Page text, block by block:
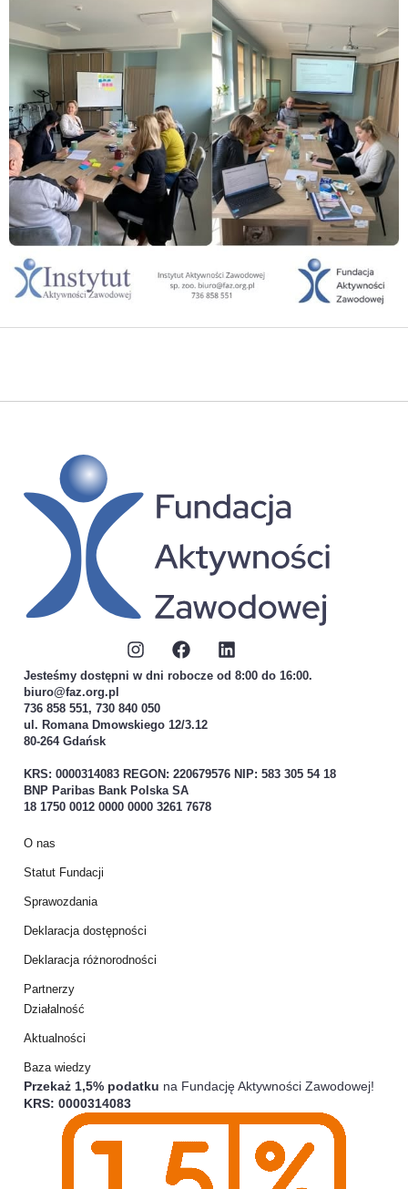
Jesteśmy dostępni w dni robocze od 8:00 do 16:00.
biuro@faz.org.pl
736 858 551, 730 840 050
ul. Romana Dmowskiego 12/3.12
80-264 Gdańsk
KRS: 0000314083 REGON: 220679576 NIP: 583 305 54 18
BNP Paribas Bank Polska SA
18 1750 0012 0000 0000 3261 7678
O nas
Statut Fundacji
Sprawozdania
Deklaracja dostępności
Deklaracja różnorodności
Partnerzy
Działalność
Aktualności
Baza wiedzy
Przekaż 1,5% podatku na Fundację Aktywności Zawodowej!
KRS: 0000314083